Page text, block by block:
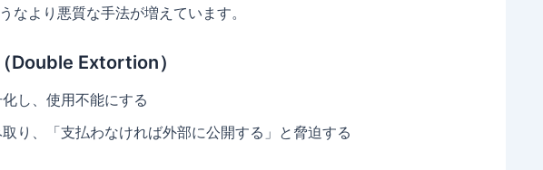
なより悪質な手法が増えています。
Double Extortion）
し、使用不能にする
り、「支払わなければ外部に公開する」と脅迫する